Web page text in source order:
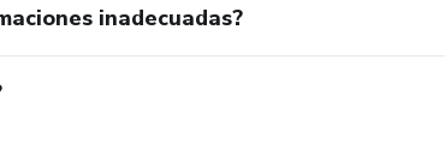
inadecuadas?